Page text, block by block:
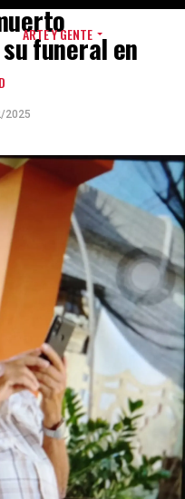
ARTE Y GENTE
funeral en
2025